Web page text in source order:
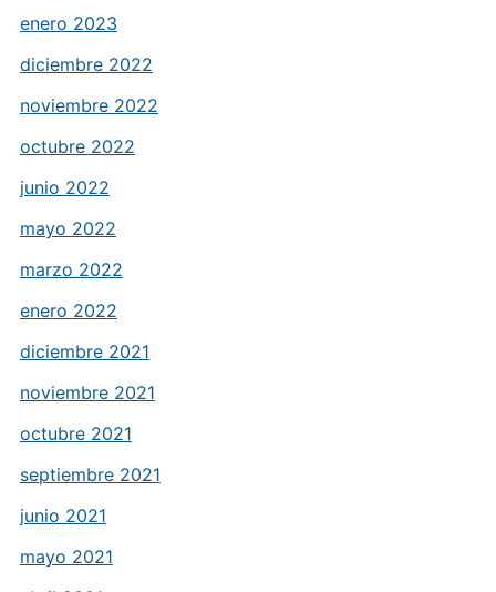
enero 2023
diciembre 2022
noviembre 2022
octubre 2022
junio 2022
mayo 2022
marzo 2022
enero 2022
diciembre 2021
noviembre 2021
octubre 2021
septiembre 2021
junio 2021
mayo 2021